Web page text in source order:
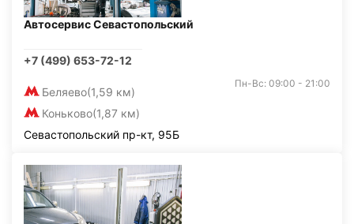
Автосервис Севастопольский
+7 (499) 653-72-12
Беляево(1,59 км)
Коньково(1,87 км)
Пн-Вс: 09:00 - 21:00
Севастопольский пр-кт, 95Б